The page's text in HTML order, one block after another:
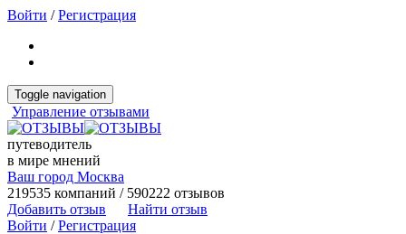
Войти /Регистрация
Toggle navigation
Управление отзывами
путеводитель
в мире мнений
Ваш город Москва
219535 компаний / 590222 отзывов
Добавить отзыв
Найти отзыв
Войти /Регистрация